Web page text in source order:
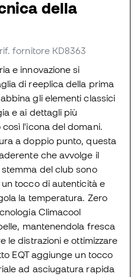
della
fornitore KD8363
e innovazione si
di reeplica della prima
gli elementi classici
e ai dettagli più
l'icona del domani.
a doppio punto, questa
che avvolge il
del club sono
tocco di autenticità e
la temperatura. Zero
Climacool
mantenendola fresca
le distrazioni e ottimizzare
EQT aggiunge un tocco
ad asciugatura rapida